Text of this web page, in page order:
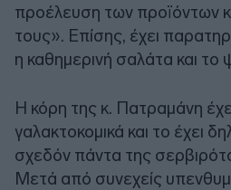
προέλευση των προϊόντων
τους». Επίσης, έχει
η καθημερινή σαλάτα και το
Η κόρη της κ. Πατραμάνη
γαλακτοκομικά και το έχει
σχεδόν πάντα της
Μετά από συνεχείς